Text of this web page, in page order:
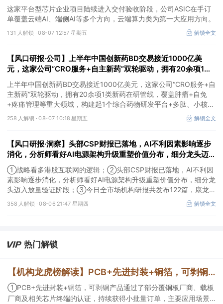
这家平台型芯片企业项目陆续进入交付验收阶段，公司ASIC在手订
单覆盖云端AI、端侧AI等多个方向，云端算力类为第一大应用方向。
131 人解锁 ·08-07 12:57 星期五 解锁全文
【风口研报·公司】上半年中国创新药BD交易接近1000亿美
元，这家公司“CRO服务+自主新药”双轮驱动，拥有20余项1类
新药在研管线，覆盖肿瘤+自免+疼痛管理等重大领域
上半年中国创新药BD交易接近1000亿美元，这家公司“CRO服务+自
主新药”双轮驱动，拥有20余项1类新药在研管线，覆盖肿瘤+自免
+疼痛管理等重大领域，构建起1个综合药物研发平台+多肽、小核
酸、CGT、小分子4个创新技术平台，创新转型成果正逐步兑现。
258 人解锁 ·08-07 10:18 星期五 解锁全文
【风口研报·洞察】头部CSP财报已落地，AI不利因素影响逐步
消化，分析师看好AI电源架构升级重塑价值分布，细分龙头迈入
放量验证阶段；战略看多港股互联网的逻辑
①战略看多港股互联网的逻辑；②头部CSP财报已落地，AI不利因
素影响逐步消化，分析师看好AI电源架构升级重塑价值分布，细分龙
头迈入放量验证阶段；③今日全市场机构研报共发布122篇，康龙化
成、江淮汽车评级得到上调，9家公司获得首度覆盖，其中乔锋智能
获新财富分析师深度覆盖；④在个股机构关注度排行中，华峰化学
358 人解锁 ·08-06 21:47 星期四 解锁全文
热门解锁
【机构龙虎榜解读】PCB+先进封装+铜箔，可剥铜产品通过了部分覆铜板厂商、载板厂商及相关芯片终端的认证，持续获得小批量订单，主要应用场景包括芯片封装光模块用PCB，机构大额净买入这家公司
①PCB+先进封装+铜箔，可剥铜产品通过了部分覆铜板厂商、载板
厂商及相关芯片终端的认证，持续获得小批量订单，主要应用场景